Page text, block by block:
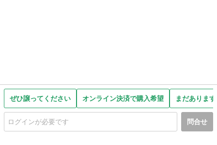
ぜひ譲ってください オンライン決済で購入希望 まだありま
問合せ